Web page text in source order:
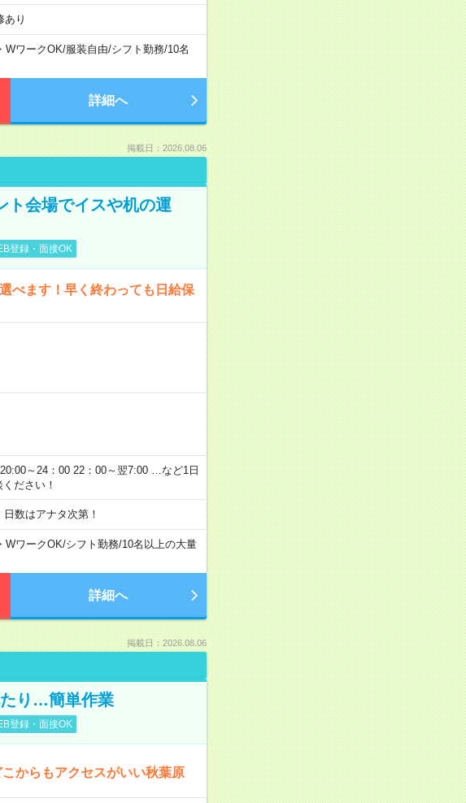
り
WワークOK/服装自由/シフト勤務/10名
詳細へ
掲載日：2026.08.06
ト会場でイスや机の運
登録・面接OK
べます！早く終わっても日給保
～24：00 22：00～翌7:00 …など1日
ださい！
数はアナタ次第！
WワークOK/シフト勤務/10名以上の大量
詳細へ
掲載日：2026.08.06
り…簡単作業
登録・面接OK
からもアクセスがいい秋葉原